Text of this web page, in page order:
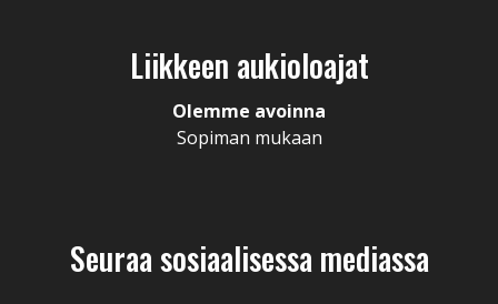
Liikkeen aukioloajat
Olemme avoinna
Sopiman mukaan
Seuraa sosiaalisessa mediassa